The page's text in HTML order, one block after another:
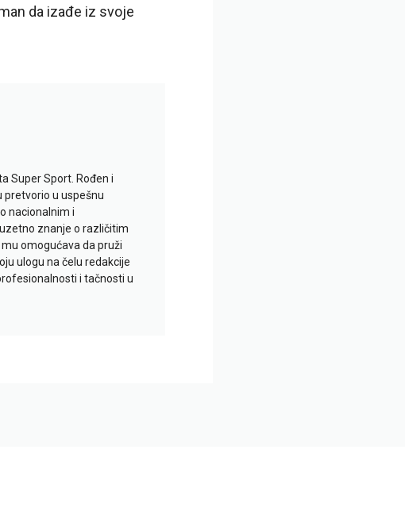
da izađe iz svoje
Super Sport. Rođen i
pretvorio u uspešnu
nacionalnim i
znanje o različitim
omogućava da pruži
ulogu na čelu redakcije
i tačnosti u